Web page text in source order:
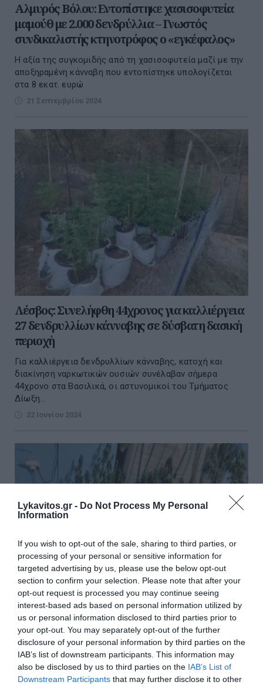
Lykavitos.gr - Do Not Process My Personal
Information
If you wish to opt-out of the sale, sharing to third parties, or
processing of your personal or sensitive information for
targeted advertising by us, please use the below opt-out
section to confirm your selection. Please note that after your
opt-out request is processed you may continue seeing
interest-based ads based on personal information utilized by
us or personal information disclosed to third parties prior to
your opt-out. You may separately opt-out of the further
disclosure of your personal information by third parties on the
IAB’s list of downstream participants. This information may
also be disclosed by us to third parties on the IAB’s List of
Downstream Participants that may further disclose it to other
Αλμυρός Βόλου: Εντοπίστηκε χασισοφυτεία
μαμούθ με 2.000 δενδρύλλια – Γνωστός
συνδικαλιστής κτηνοτρόφος ο «εγκέφαλος»
Η αξία της συγκομιδής από τη χασισοφυτεία μαζί με την
αποξηραμένη κάνναβη που εντοπίστηκε υπολογίζεται
στα 8 εκατ. ευρώ
21 Σεπτεμβρίου 2024
Λέσβος: Συνελήφθη 44χρονος για καλλιέργεια
27 δενδρυλλίων κάνναβης σε δύσβατη δασική
περιοχή
Για καλλιέργεια δενδρυλλίων κάνναβης, κατοχή και
διακίνηση ναρκωτικών ουσιών συνέλαβαν σήμερα
44χρονο στα Βασιλικά, οι αστυνομικοί του Τμήματος
Δίωξη...
22 Ιουνίου 2024
Κάλυμνος: Στο κτήμα καλλιεργούσαν
χασισοφυτεία και στο σπίτι είχαν εκρηκτικά
Επ’ αυτοφώρω εντοπίστηκαν από αστυνομικούς του
τοπικού τμήματος δύο Έλληνες, την στιγμή που έκαναν
καλλιεργητικές εργασίες σε έναν ειδικά διαμορφωμένο...